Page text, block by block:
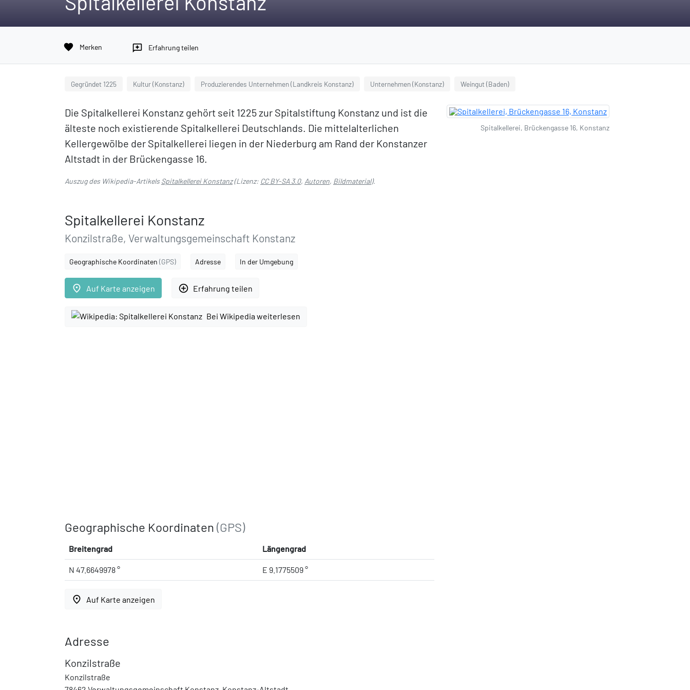
favorite Merken reviews Erfahrung teilen
Gegründet 1225 Kultur (Konstanz) Produzierendes Unternehmen (Landkreis Konstanz) Unternehmen (Konstanz) Weingut (Baden)
Die Spitalkellerei Konstanz gehört seit 1225 zur Spitalstiftung Konstanz und ist die
älteste noch existierende Spitalkellerei Deutschlands. Die mittelalterlichen
Kellergewölbe der Spitalkellerei liegen in der Niederburg am Rand der Konstanzer
Altstadt in der Brückengasse 16.
Auszug des Wikipedia-ArtikelsSpitalkellerei Konstanz(Lizenz: CC BY-SA 3.0, Autoren, Bildmaterial).
Spitalkellerei Konstanz
Konzilstraße, Verwaltungsgemeinschaft Konstanz
Geographische Koordinaten (GPS) Adresse In der Umgebung
place Auf Karte anzeigen add_circle_outline Erfahrung teilen
Bei Wikipedia weiterlesen
Geographische Koordinaten (GPS)
Breitengrad Längengrad
N 47.6649978 ° E 9.1775509 °
place Auf Karte anzeigen
Adresse
Konzilstraße
Konzilstraße
Spitalkellerei, Brückengasse 16, Konstanz